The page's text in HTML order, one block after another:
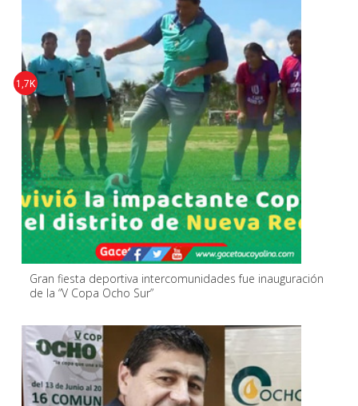
Gran fiesta deportiva intercomunidades fue inauguración
de la “V Copa Ocho Sur”
1,7K